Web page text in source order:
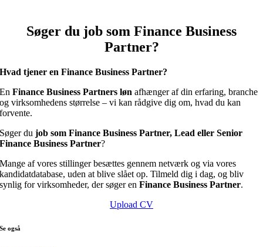
Søger du job som Finance Business
Partner?
Hvad tjener en Finance Business Partner?
En Finance Business Partners lønafhænger af din erfaring, branche
og virksomhedens størrelse – vi kan rådgive dig om, hvad du kan
forvente.
Søger dujob som Finance Business Partner, Lead eller Senior
Finance Business Partner?
Mange af vores stillinger besættes gennem netværk og via vores
kandidatdatabase, uden at blive slået op. Tilmeld dig i dag, og bliv
synlig for virksomheder, der søger enFinance Business Partner.
Upload CV
Se også